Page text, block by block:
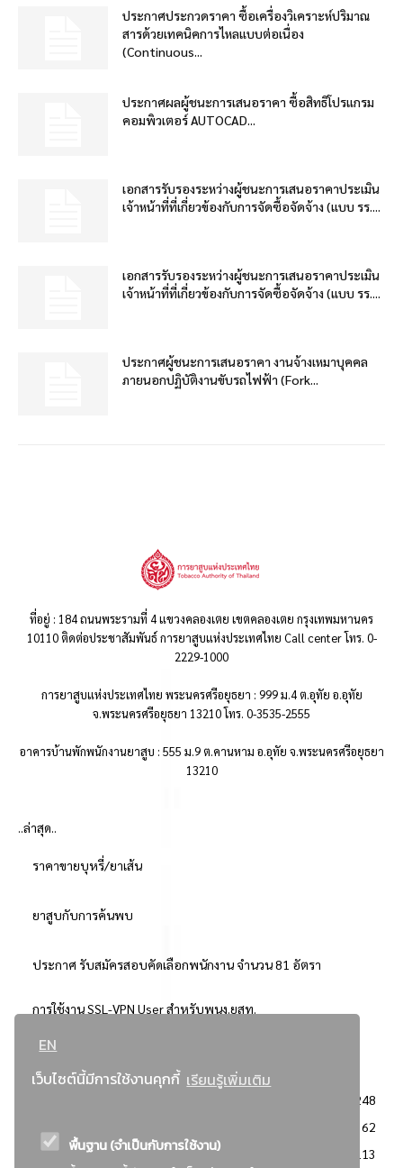
EN
เว็บไซต์นี้มีการใช้งานคุกกี้ เรียนรู้เพิ่มเติม
พื้นฐาน (จำเป็นกับการใช้งาน)
ประกาศประกวดราคา ซื้อเครื่องวิเคราะห์ปริมาณ
สารด้วยเทคนิคการไหลแบบต่อเนื่อง
(Continuous...
ประกาศผลผู้ชนะการเสนอราคา ซื้อสิทธิโปรแกรม
คอมพิวเตอร์ AUTOCAD...
เอกสารรับรองระหว่างผู้ชนะการเสนอราคาประเมิน
เจ้าหน้าที่ที่เกี่ยวข้องกับการจัดซื้อจัดจ้าง (แบบ รร....
เอกสารรับรองระหว่างผู้ชนะการเสนอราคาประเมิน
เจ้าหน้าที่ที่เกี่ยวข้องกับการจัดซื้อจัดจ้าง (แบบ รร....
ประกาศผู้ชนะการเสนอราคา งานจ้างเหมาบุคคล
ภายนอกปฏิบัติงานขับรถไฟฟ้า (Fork...
ที่อยู่ : 184 ถนนพระรามที่ 4 แขวงคลองเตย เขตคลองเตย กรุงเทพมหานคร
10110 ติดต่อประชาสัมพันธ์ การยาสูบแห่งประเทศไทย Call center โทร. 0-
2229-1000
การยาสูบแห่งประเทศไทย พระนครศรีอยุธยา : 999 ม.4 ต.อุทัย อ.อุทัย
จ.พระนครศรีอยุธยา 13210 โทร. 0-3535-2555
อาคารบ้านพักพนักงานยาสูบ : 555 ม.9 ต.คานหาม อ.อุทัย จ.พระนครศรีอยุธยา
13210
..ล่าสุด..
ราคาขายบุหรี่/ยาเส้น
ยาสูบกับการค้นพบ
ประกาศ รับสมัครสอบคัดเลือกพนักงาน จำนวน 81 อัตรา
การใช้งาน SSL-VPN User สำหรับพนง.ยสท.
..ยอดนิยม..
3248
2362
: วิธีเฉพาะเจาะจง
2113